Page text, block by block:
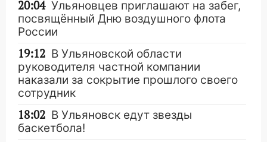
20:04 Ульяновцев приглашают на забег,
посвящённый Дню воздушного флота
России
19:12 В Ульяновской области
руководителя частной компании
наказали за сокрытие прошлого своего
сотрудник
18:02 В Ульяновск едут звезды
баскетбола!